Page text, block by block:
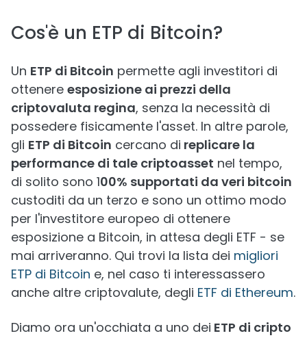
Cos'è un ETP di Bitcoin?
Un ETP di Bitcoin permette agli investitori di
ottenere esposizione ai prezzi della
criptovaluta regina, senza la necessità di
possedere fisicamente l'asset. In altre parole,
gli ETP di Bitcoin cercano di replicare la
performance di tale criptoasset nel tempo,
di solito sono 100% supportati da veri bitcoin
custoditi da un terzo e sono un ottimo modo
per l'investitore europeo di ottenere
esposizione a Bitcoin, in attesa degli ETF - se
mai arriveranno. Qui trovi la lista dei migliori
ETP di Bitcoin e, nel caso ti interessassero
anche altre criptovalute, degli ETF di Ethereum.
Diamo ora un'occhiata a uno dei ETP di cripto